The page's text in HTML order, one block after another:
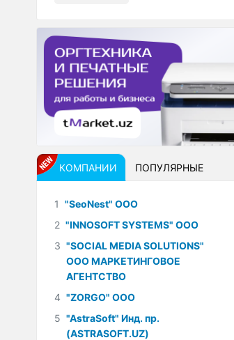
КОМПАНИИ ПОПУЛЯРНЫЕ
1 "SeoNest" ООО
2 "INNOSOFT SYSTEMS" ООО
3 "SOCIAL MEDIA SOLUTIONS"
ООО МАРКЕТИНГОВОЕ
АГЕНТСТВО
4 "ZORGO" ООО
5 "AstraSoft" Инд. пр.
(ASTRASOFT.UZ)